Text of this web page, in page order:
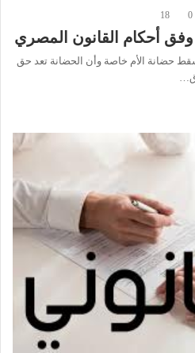
0
18
أحكام القانون المصري
حضانة الأم خاصة وأن الحضانة تعد حق